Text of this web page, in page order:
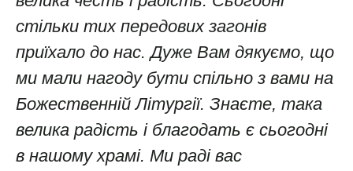
стільки тих передових загонів
приїхало до нас. Дуже Вам дякуємо, що
ми мали нагоду бути спільно з вами на
Божественній Літургії. Знаєте, така
велика радість і благодать є сьогодні
в нашому храмі. Ми раді вас